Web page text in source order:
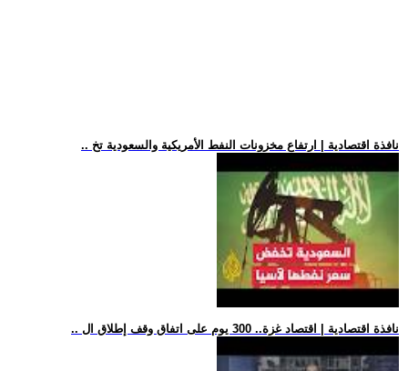
.. نافذة اقتصادية | ارتفاع مخزونات النفط الأمريكية والسعودية تخ
.. نافذة اقتصادية | اقتصاد غزة.. 300 يوم على اتفاق وقف إطلاق ال